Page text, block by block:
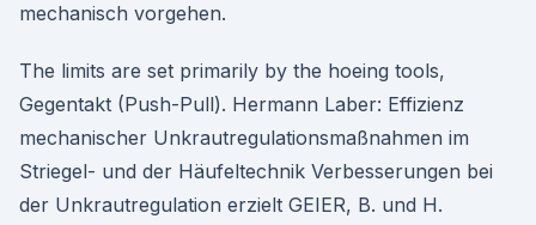
mechanisch vorgehen.
The limits are set primarily by the hoeing tools,
Gegentakt (Push-Pull). Hermann Laber: Effizienz
mechanischer Unkrautregulationsmaßnahmen im
Striegel- und der Häufeltechnik Verbesserungen bei
der Unkrautregulation erzielt GEIER, B. und H.